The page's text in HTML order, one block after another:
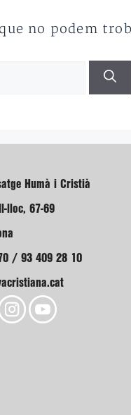
no podem
Humà i Cristià
lloc, 67-69
/ 93 409 28 10